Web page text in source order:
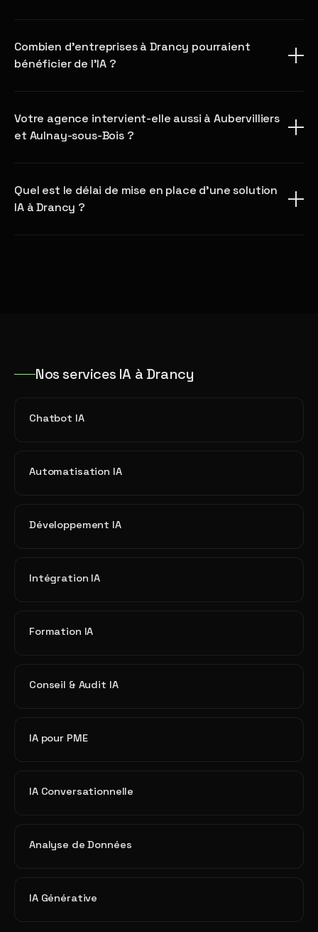
Combien d'entreprises à Drancy pourraient
bénéficier de l'IA ?
Votre agence intervient-elle aussi à Aubervilliers
et Aulnay-sous-Bois ?
Quel est le délai de mise en place d'une solution
IA à Drancy ?
Nos services IA à Drancy
Chatbot IA
Automatisation IA
Développement IA
Intégration IA
Formation IA
Conseil & Audit IA
IA pour PME
IA Conversationnelle
Analyse de Données
IA Générative